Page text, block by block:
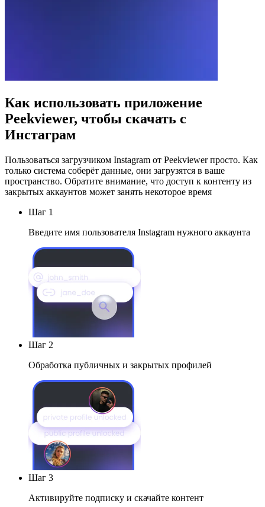
Как использовать приложение
Peekviewer, чтобы скачать с
Инстаграм
Пользоваться загрузчиком Instagram от Peekviewer просто. Как
только система соберёт данные, они загрузятся в ваше
пространство. Обратите внимание, что доступ к контенту из
закрытых аккаунтов может занять некоторое время
Шаг 1
Введите имя пользователя Instagram нужного аккаунта
Шаг 2
Обработка публичных и закрытых профилей
Шаг 3
Активируйте подписку и скачайте контент